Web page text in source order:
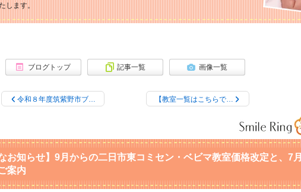
します。
ブログトップ 記事一覧 画像一覧
令和８年度筑紫野市ブ… 【教室一覧はこちらで…
お知らせ】9月からの二日市東コミセン・ベビマ教室価格改定と、7月
案内